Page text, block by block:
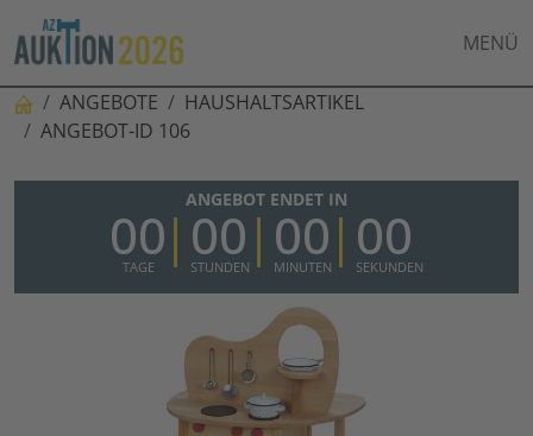
MENÜ
ANGEBOTE
HAUSHALTSARTIKEL
ANGEBOT-ID 106
ANGEBOT ENDET IN
00
TAGE 00
STUNDEN 00
MINUTEN 00
SEKUNDEN